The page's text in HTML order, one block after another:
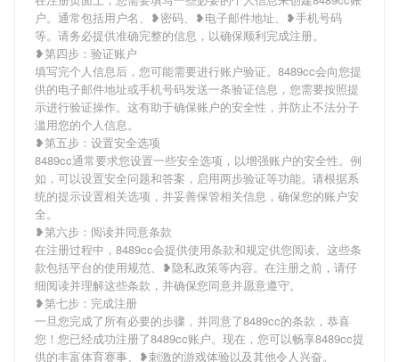
户。通常包括用户名、❥密码、❥电子邮件地址、❥手机号码
等。请务必提供准确完整的信息，以确保顺利完成注册。
❥第四步：验证账户
填写完个人信息后，您可能需要进行账户验证。8489cc会向您提
供的电子邮件地址或手机号码发送一条验证信息，您需要按照提
示进行验证操作。这有助于确保账户的安全性，并防止不法分子
滥用您的个人信息。
❥第五步：设置安全选项
8489cc通常要求您设置一些安全选项，以增强账户的安全性。例
如，可以设置安全问题和答案，启用两步验证等功能。请根据系
统的提示设置相关选项，并妥善保管相关信息，确保您的账户安
全。
❥第六步：阅读并同意条款
在注册过程中，8489cc会提供使用条款和规定供您阅读。这些条
款包括平台的使用规范、❥隐私政策等内容。在注册之前，请仔
细阅读并理解这些条款，并确保您同意并愿意遵守。
❥第七步：完成注册
一旦您完成了所有必要的步骤，并同意了8489cc的条款，恭喜
您！您已经成功注册了8489cc账户。现在，您可以畅享8489cc提
供的丰富体育赛事、❥刺激的游戏体验以及其他令人兴奋。